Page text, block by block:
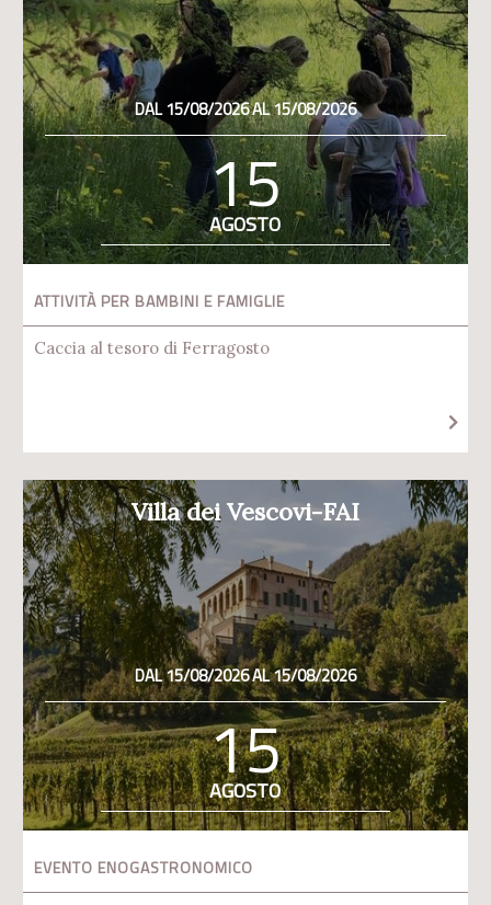
DAL 15/08/2026 AL 15/08/2026
15
AGOSTO
ATTIVITÀ PER BAMBINI E FAMIGLIE
Caccia al tesoro di Ferragosto
Villa dei Vescovi-FAI
DAL 15/08/2026 AL 15/08/2026
15
AGOSTO
EVENTO ENOGASTRONOMICO